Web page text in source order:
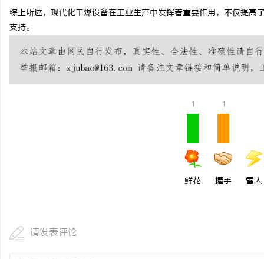
综上所述，现代化干燥设备在工业生产中发挥着重要作用，不仅提
支持。
1
鲜花
1
握手 雷人
请发表评论